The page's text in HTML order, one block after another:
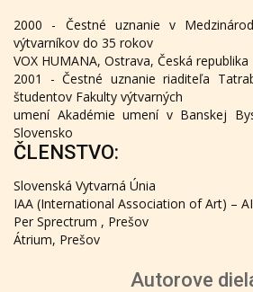
2000 - Čestné uznanie v
výtvarníkov do 35 rokov
VOX HUMANA, Ostrava, Česká republika
2001 - Čestné uznanie riaditeľa
študentov Fakulty výtvarných
umení Akadémie umení v Banskej
Slovensko
ČLENSTVO:
Slovenská Vytvarná Únia
IAA (International Association of Art) –
Per Sprectrum , Prešov
Átrium, Prešov
Autorove